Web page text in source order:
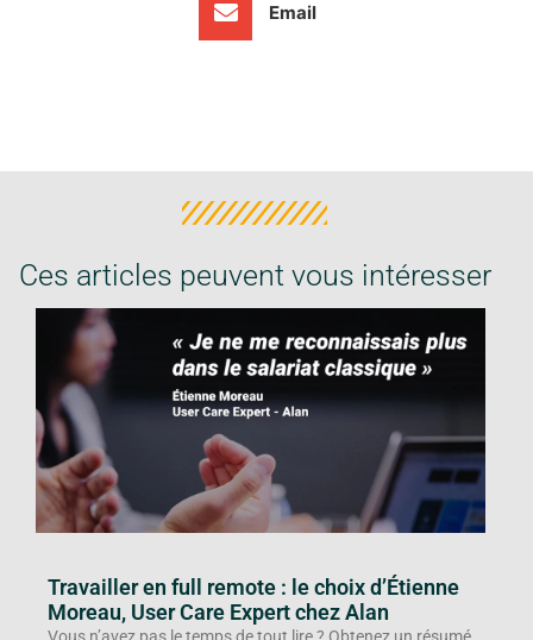
Email
Ces articles peuvent vous intéresser
Travailler en full remote : le choix d’Étienne
Moreau, User Care Expert chez Alan